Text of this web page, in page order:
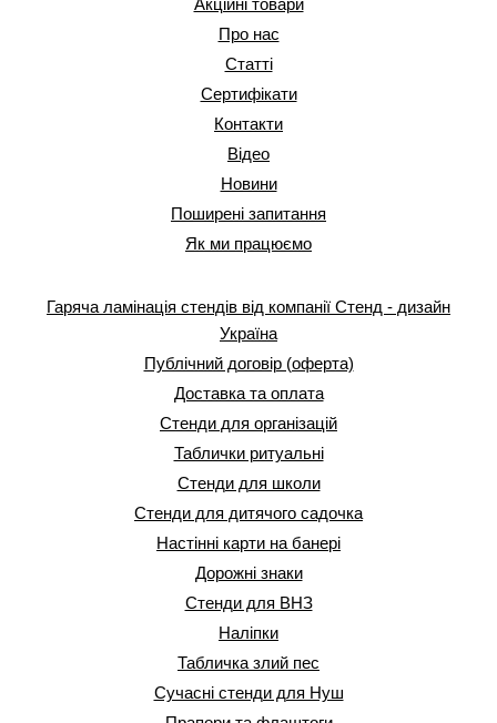
Акційні товари
Про нас
Статті
Сертифікати
Контакти
Відео
Новини
Поширені запитання
Як ми працюємо
Гаряча ламінація стендів від компанії Стенд - дизайн
Україна
Публічний договір (оферта)
Доставка та оплата
Стенди для організацій
Таблички ритуальні
Стенди для школи
Стенди для дитячого садочка
Настінні карти на банері
Дорожні знаки
Стенди для ВНЗ
Наліпки
Табличка злий пес
Сучасні стенди для Нуш